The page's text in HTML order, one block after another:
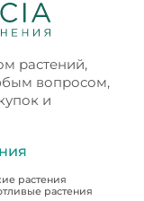
растений,
вопросом,
и
растения
растения